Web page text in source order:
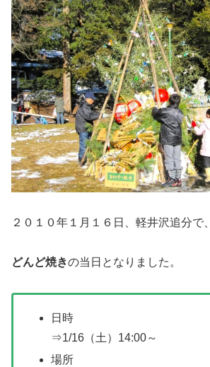
２０１０年１月１６日、軽井沢追分で、
どんど焼きの当日となりました。
日時
⇒1/16（土）14:00～
場所